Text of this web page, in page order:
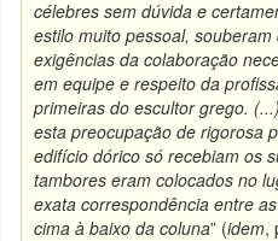
célebres sem dúvida e
estilo muito pessoal,
exigências da colaboração
em equipe e respeito da
primeiras do escultor grego.
esta preocupação de rigorosa
edifício dórico só recebiam os
tambores eram colocados no
exata correspondência entre
cima à baixo da coluna” (idem,